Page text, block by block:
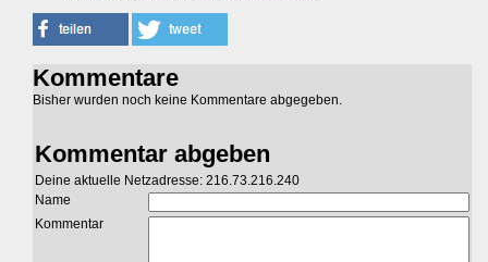
Kommentare
Bisher wurden noch keine Kommentare abgegeben.
Kommentar abgeben
Deine aktuelle Netzadresse: 216.73.216.240
Name
Kommentar